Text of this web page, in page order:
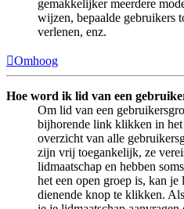
gemakkelijker meerdere
wijzen, bepaalde gebruikers
verlenen, enz.
Omhoog
Hoe word ik lid van een
Om lid van een
bijhorende link klikken in het
overzicht van alle
zijn vrij toegankelijk, ze
lidmaatschap en hebben
het een open groep is, kan
dienende knop te klikken.